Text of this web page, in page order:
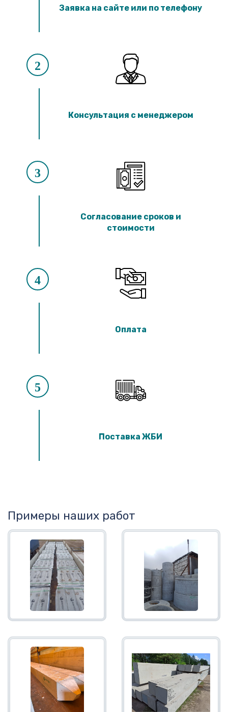
Лотки ЛК 75.60.60
Лотки ЛК 75.45.60
Лотки ЛК 300.150.45
Лотки ЛК 75.120.45
Лотки ЛК 75.90.45
Лотки ЛК 300.60.45
Лотки ЛК 75.60.30
Лотки ЛК 300.60.30
Лотки ЛК 300.45.30
Заявка на сайте или по телефону
2
Консультация с менеджером
3
Согласование сроков и
стоимости
4
Оплата
5
Поставка ЖБИ
Примеры наших работ